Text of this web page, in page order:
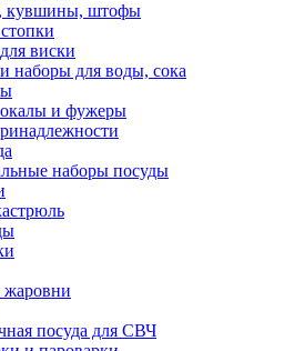
кувшины, штофы
виски
наборы для воды, сока
и фужеры
наборы посуды
посуда для СВЧ